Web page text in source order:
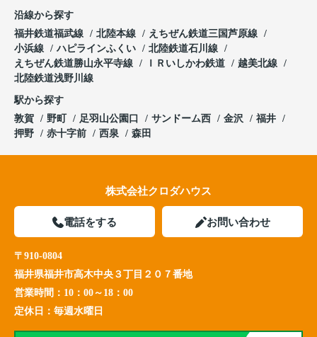
沿線から探す
福井鉄道福武線
北陸本線
えちぜん鉄道三国芦原線
小浜線
ハピラインふくい
北陸鉄道石川線
えちぜん鉄道勝山永平寺線
ＩＲいしかわ鉄道
越美北線
北陸鉄道浅野川線
駅から探す
敦賀
野町 足羽山公園口 サンドーム西 金沢
福井
押野
赤十字前 西泉 森田
株式会社クロダハウス
電話をする お問い合わせ
〒910-0804
福井県福井市高木中央３丁目２０７番地
営業時間： 10：00～18：00
定休日： 毎週水曜日